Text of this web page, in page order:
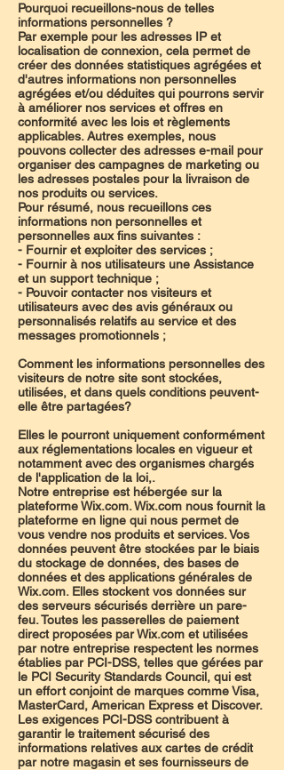
Pourquoi recueillons-nous de telles
informations personnelles ?
Par exemple pour les adresses IP et
localisation de connexion, cela permet de
créer des données statistiques agrégées et
d'autres informations non personnelles
agrégées et/ou déduites qui pourrons servir
à améliorer nos services et offres en
conformité avec les lois et règlements
applicables. Autres exemples, nous
pouvons collecter des adresses e-mail pour
organiser des campagnes de marketing ou
les adresses postales pour la livraison de
nos produits ou services.
Pour résumé, nous recueillons ces
informations non personnelles et
personnelles aux fins suivantes :
- Fournir et exploiter des services ;
- Fournir à nos utilisateurs une Assistance
et un support technique ;
- Pouvoir contacter nos visiteurs et
utilisateurs avec des avis généraux ou
personnalisés relatifs au service et des
messages promotionnels ;
Comment les informations personnelles des
visiteurs de notre site sont stockées,
utilisées, et dans quels conditions peuvent-
elle être partagées?
Elles le pourront uniquement conformément
aux réglementations locales en vigueur et
notamment avec des organismes chargés
de l'application de la loi,.
Notre entreprise est hébergée sur la
plateforme Wix.com. Wix.com nous fournit la
plateforme en ligne qui nous permet de
vous vendre nos produits et services. Vos
données peuvent être stockées par le biais
du stockage de données, des bases de
données et des applications générales de
Wix.com. Elles stockent vos données sur
des serveurs sécurisés derrière un pare-
feu. Toutes les passerelles de paiement
direct proposées par Wix.com et utilisées
par notre entreprise respectent les normes
établies par PCI-DSS, telles que gérées par
le PCI Security Standards Council, qui est
un effort conjoint de marques comme Visa,
MasterCard, American Express et Discover.
Les exigences PCI-DSS contribuent à
garantir le traitement sécurisé des
informations relatives aux cartes de crédit
par notre magasin et ses fournisseurs de